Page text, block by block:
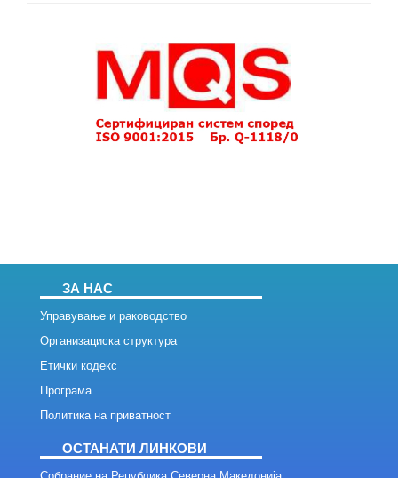
ЗА НАС
Управување и раководство
Организациска структура
Етички кодекс
Програма
Политика на приватност
ОСТАНАТИ ЛИНКОВИ